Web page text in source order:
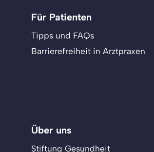
Für Patienten
Tipps und FAQs
Barrierefreiheit in Arztpraxen
Über uns
Stiftung Gesundheit